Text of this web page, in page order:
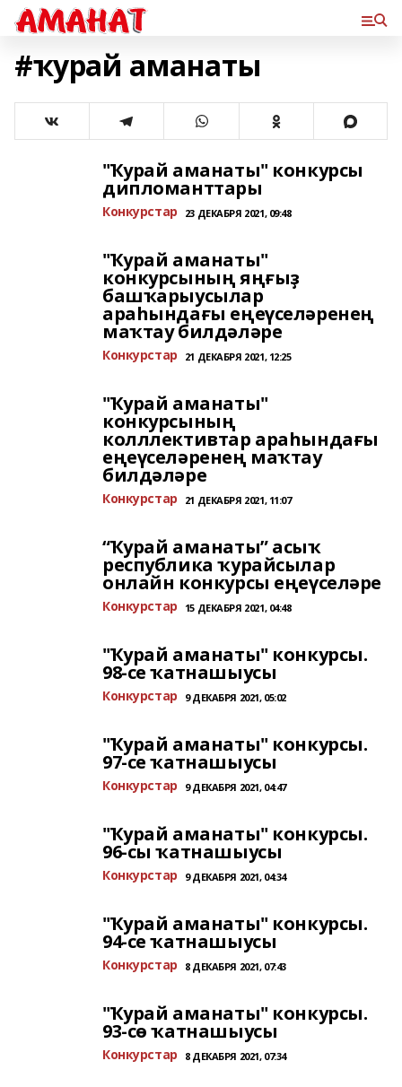
#ҡурай аманаты
"Ҡурай аманаты" конкурсы
дипломанттары
Конкурстар 23 ДЕКАБРЯ 2021, 09:48
"Ҡурай аманаты"
конкурсының яңғыҙ
башҡарыусылар
араһындағы еңеүселәренең
маҡтау билдәләре
Конкурстар 21 ДЕКАБРЯ 2021, 12:25
"Ҡурай аманаты"
конкурсының
колллективтар араһындағы
еңеүселәренең маҡтау
билдәләре
Конкурстар 21 ДЕКАБРЯ 2021, 11:07
“Ҡурай аманаты” асыҡ
республика ҡурайсылар
онлайн конкурсы еңеүселәре
Конкурстар 15 ДЕКАБРЯ 2021, 04:48
"Ҡурай аманаты" конкурсы.
98-се ҡатнашыусы
Конкурстар 9 ДЕКАБРЯ 2021, 05:02
"Ҡурай аманаты" конкурсы.
97-се ҡатнашыусы
Конкурстар 9 ДЕКАБРЯ 2021, 04:47
"Ҡурай аманаты" конкурсы.
96-сы ҡатнашыусы
Конкурстар 9 ДЕКАБРЯ 2021, 04:34
"Ҡурай аманаты" конкурсы.
94-се ҡатнашыусы
Конкурстар 8 ДЕКАБРЯ 2021, 07:43
"Ҡурай аманаты" конкурсы.
93-сө ҡатнашыусы
Конкурстар 8 ДЕКАБРЯ 2021, 07:34